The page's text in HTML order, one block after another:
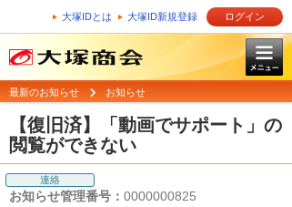
大塚IDとは 大塚ID新規登録 ログイン
最新のお知らせ お知らせ
【復旧済】「動画でサポート」の
閲覧ができない
連絡
お知らせ管理番号： 0000000825